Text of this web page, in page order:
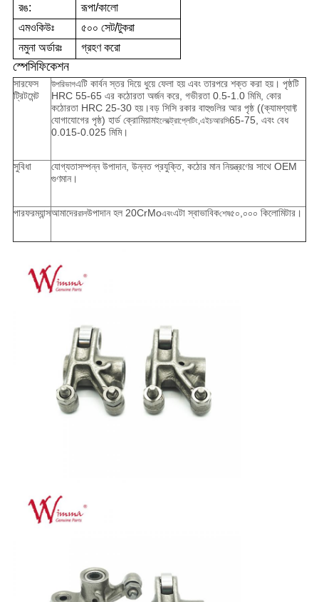
রঙ:
রূপা/কালো
এমওকিউঃ
৫০০ সেট/টুকরা
নমুনা অর্ডারঃ
গ্রহণ করো
স্পেসিফিকেশন
সারফেস
ট্রিটমেন্ট
উপরিভাগএটি কার্বন স্তর দিয়ে ধুয়ে ফেলা হয় এবং তারপরে শক্ত করা হয়। পৃষ্ঠটি
HRC 55-65 এর কঠোরতা অর্জন করে, গভীরতা 0.5-1.0 মিমি, কোর
কঠোরতা HRC 25-30 হয়।বড় সিসি রকার বাহুগুলির আর পৃষ্ঠ ((ক্যামশ্যাফ্ট
যোগাযোগের পৃষ্ঠ) হার্ড ক্রোমিয়ামইলেক্ট্রোপ্লেটিং,এইচআরসি65-75, এবং বেধ
0.015-0.025 মিমি।
সুবিধা
যোগ্যতাসম্পন্ন উপাদান, উন্নত প্রযুক্তি, কঠোর মান নিয়ন্ত্রণের সাথে OEM
গুণমান।
পারফরম্যান্সআমাদেররালউপাদান হল 20CrMoএবংএটা স্বাভাবিকশেষ৫০,০০০ কিলোমিটার।